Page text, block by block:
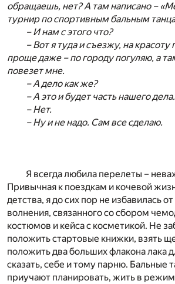
обращаешь, нет? А там написано –
турнир по спортивным бальным
– И нам с этого что?
– Вот я туда и съезжу, на
проще даже – по городу погуляю, а
повезет мне.
– А дело как же?
– А это и будет часть нашего
– Нет.
– Ну и не надо. Сам все сделаю.
Я всегда любила перелеты –
Привычная к поездкам и кочевой
детства, я до сих пор не избавилась
волнения, связанного со сбором
костюмов и кейса с косметикой. Не
положить стартовые книжки, взять
положить два больших флакона лака
сказать, себе и тому парню. Бальные
приучают планировать, жить в